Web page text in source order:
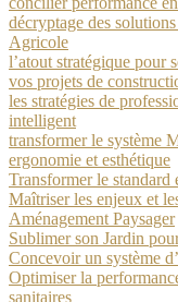
décryptage des
Agricole
l’atout stratégique pour
vos projets de
les stratégies de
intelligent
transformer le système
ergonomie et esthétique
Transformer le standard
Maîtriser les enjeux et
Aménagement Paysager
Sublimer son Jardin
Concevoir un système
Optimiser la
sanitaires